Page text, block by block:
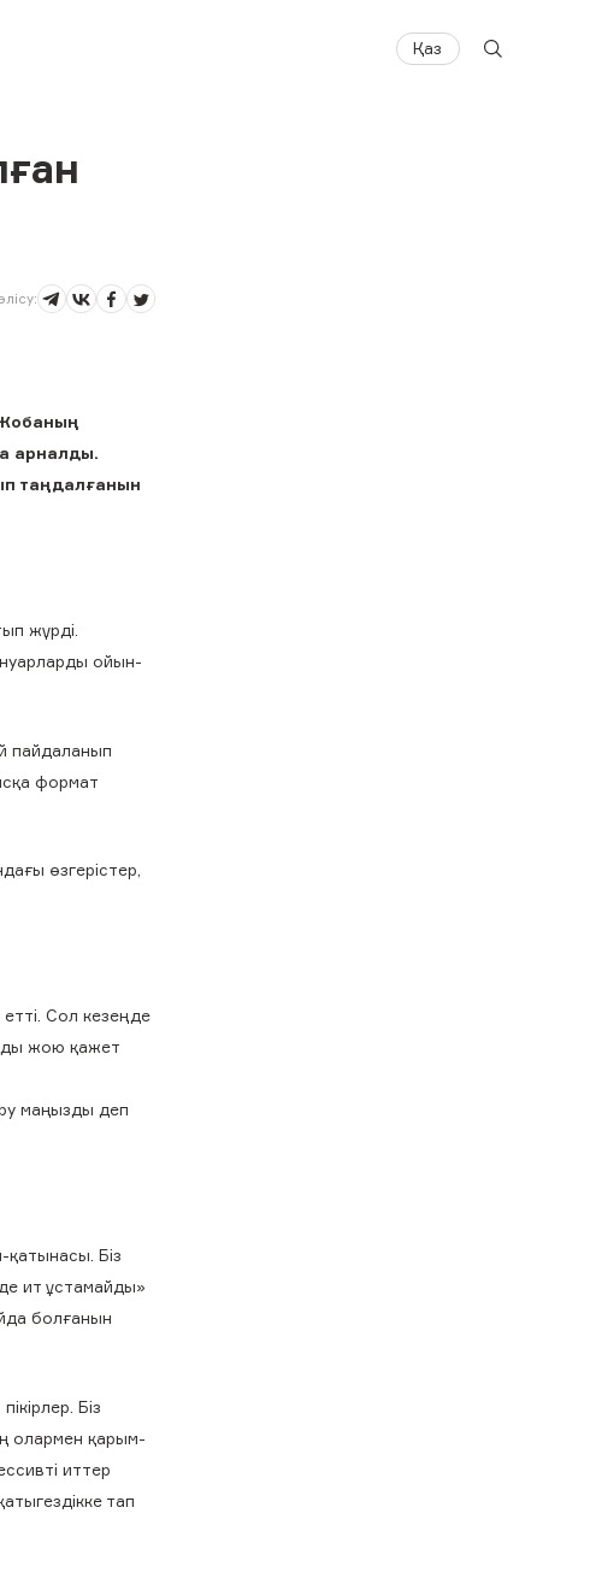
Қаз
:
арналды.
таңдалғанын
жүрді.
ойын-
пайдаланып
формат
өзгерістер,
Сол кезеңде
жою қажет
маңызды деп
қатынасы. Біз
ит ұстамайды»
болғанын
Біз
олармен қарым-
иттер
тап